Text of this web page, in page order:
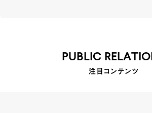
PUBLIC
注目コンテンツ